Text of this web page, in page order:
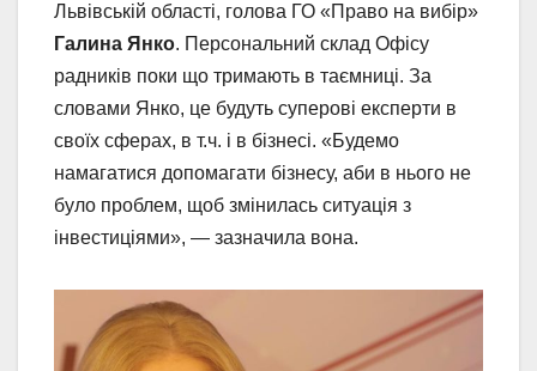
Львівській області, голова ГО «Право на вибір»
Галина Янко. Персональний склад Офісу
радників поки що тримають в таємниці. За
словами Янко, це будуть суперові експерти в
своїх сферах, в т.ч. і в бізнесі. «Будемо
намагатися допомагати бізнесу, аби в нього не
було проблем, щоб змінилась ситуація з
інвестиціями», — зазначила вона.